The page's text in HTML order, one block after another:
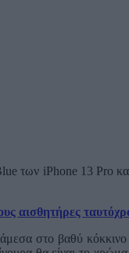
των iPhone 13 Pro
αισθητήρες
στο βαθύ